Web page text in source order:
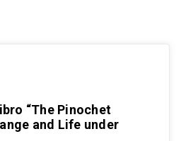
“The Pinochet
and Life under